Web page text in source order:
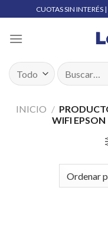
to
content
CUOTAS SIN
Buscar
por:
INICIO /
WIFI